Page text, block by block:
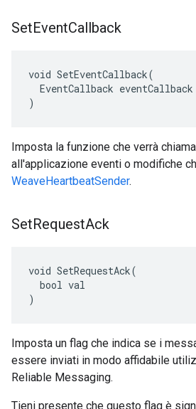
SetEventCallback
void SetEventCallback(
  EventCallback eventCallback
)
Imposta la funzione che verrà
all'applicazione eventi o modifiche
WeaveHeartbeatSender.
SetRequestAck
void SetRequestAck(
  bool val
)
Imposta un flag che indica se i
essere inviati in modo affidabile
Reliable Messaging.
Tieni presente che questo flag è